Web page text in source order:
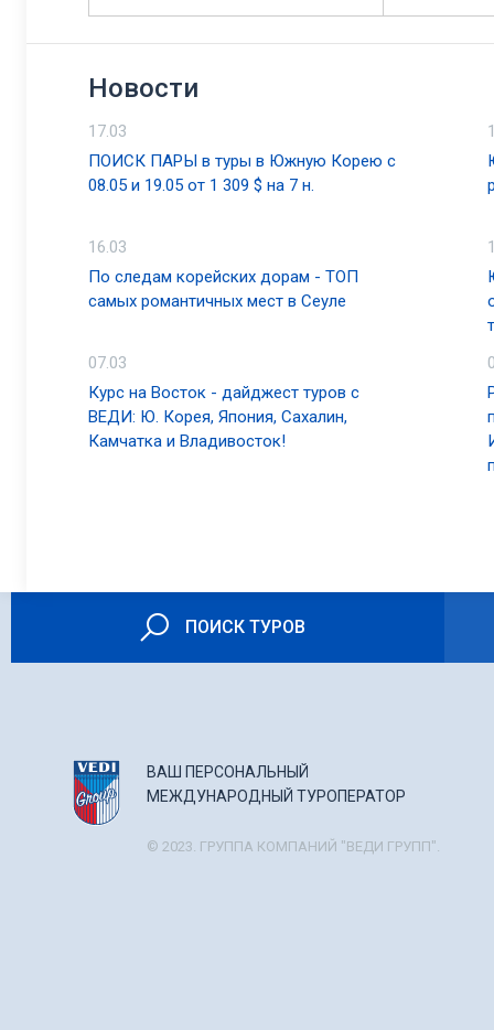
Новости
17.03
ПОИСК ПАРЫ в туры в Южную Корею с
08.05 и 19.05 от 1 309 $ на 7 н.
16.03
По следам корейских дорам - ТОП
самых романтичных мест в Сеуле
07.03
Курс на Восток - дайджест туров с
ВЕДИ: Ю. Корея, Япония, Сахалин,
Камчатка и Владивосток!
ПОИСК ТУРОВ
ВАШ ПЕРСОНАЛЬНЫЙ
МЕЖДУНАРОДНЫЙ ТУРОПЕРАТОР
© 2023. ГРУППА КОМПАНИЙ "ВЕДИ ГРУПП".